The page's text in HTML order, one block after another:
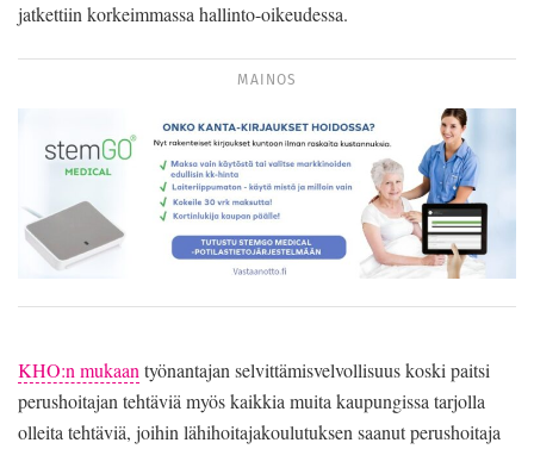
jatkettiin korkeimmassa hallinto-oikeudessa.
MAINOS
KHO:n mukaan työnantajan selvittämisvelvollisuus koski paitsi
perushoitajan tehtäviä myös kaikkia muita kaupungissa tarjolla
olleita tehtäviä, joihin lähihoitajakoulutuksen saanut perushoitaja